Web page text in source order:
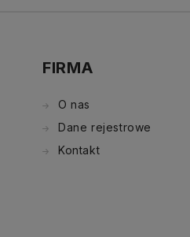
FIRMA
O nas
Dane rejestrowe
Kontakt